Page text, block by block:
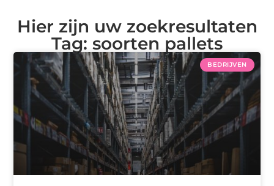
Hier zijn uw zoekresultaten
Tag: soorten pallets
BEDRIJVEN